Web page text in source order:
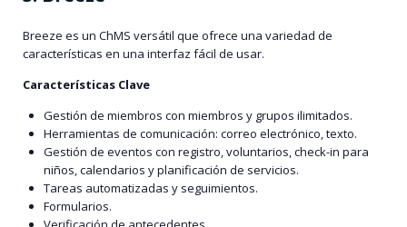
Breeze es un ChMS versátil que ofrece una variedad de
características en una interfaz fácil de usar.
Características Clave
Gestión de miembros con miembros y grupos ilimitados.
Herramientas de comunicación: correo electrónico, texto.
Gestión de eventos con registro, voluntarios, check-in para
niños, calendarios y planificación de servicios.
Tareas automatizadas y seguimientos.
Formularios.